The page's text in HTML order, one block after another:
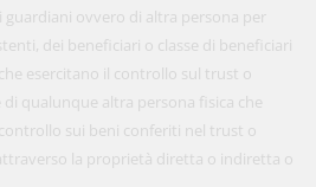
ovvero di altra persona per
dei beneficiari o classe di beneficiari
esercitano il controllo sul trust o
qualunque altra persona fisica che
sui beni conferiti nel trust o
la proprietà diretta o indiretta o